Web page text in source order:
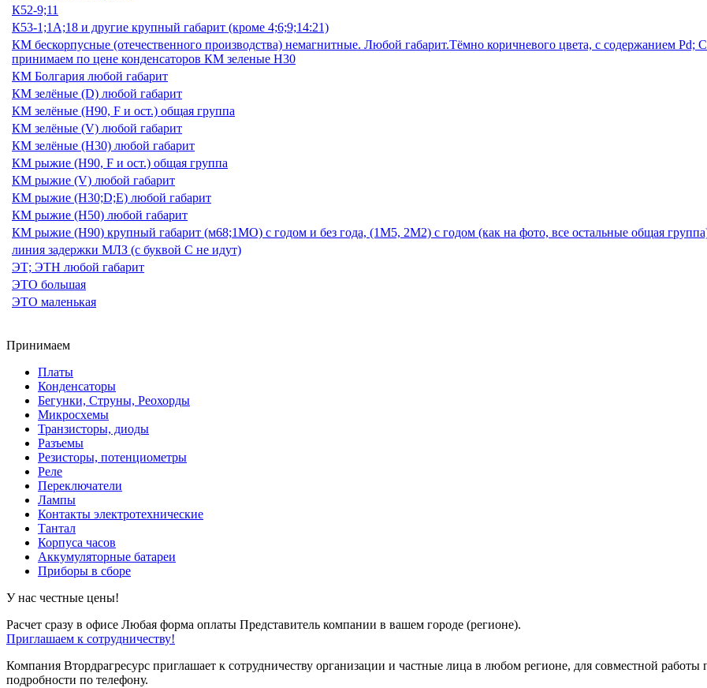
К52-9;11
К53-1;1А;18 и другие крупный габарит (кроме 4;6;9;14:21)
КМ бескорпусные (отечественного производства) немагнитные. Любой габарит.Тёмно коричневого цвета, с содержанием Pd;
принимаем по цене конденсаторов КМ зеленые Н30
КМ Болгария любой габарит
КМ зелёные (D) любой габарит
КМ зелёные (H90, F и ост.) общая группа
КМ зелёные (V) любой габарит
КМ зелёные (Н30) любой габарит
КМ рыжие (H90, F и ост.) общая группа
КМ рыжие (V) любой габарит
КМ рыжие (Н30;D;E) любой габарит
КМ рыжие (Н50) любой габарит
КМ рыжие (Н90) крупный габарит (м68;1МО) с годом и без года, (1М5, 2М2) с годом (как на фото, все остальные общая
линия задержки МЛЗ (с буквой С не идут)
ЭТ; ЭТН любой габарит
ЭТО большая
ЭТО маленькая
Принимаем
Платы
Конденсаторы
Бегунки, Струны, Реохорды
Микросхемы
Транзисторы, диоды
Разъемы
Резисторы, потенциометры
Реле
Переключатели
Лампы
Контакты электротехнические
Тантал
Корпуса часов
Аккумуляторные батареи
Приборы в сборе
У нас честные цены!
Расчет сразу в офисе Любая форма оплаты Представитель компании в вашем городе (регионе).
Приглашаем к сотрудничеству!
Компания Втордрагресурс приглашает к сотрудничеству организации и частные лица в любом регионе, для совместной
подробности по телефону.